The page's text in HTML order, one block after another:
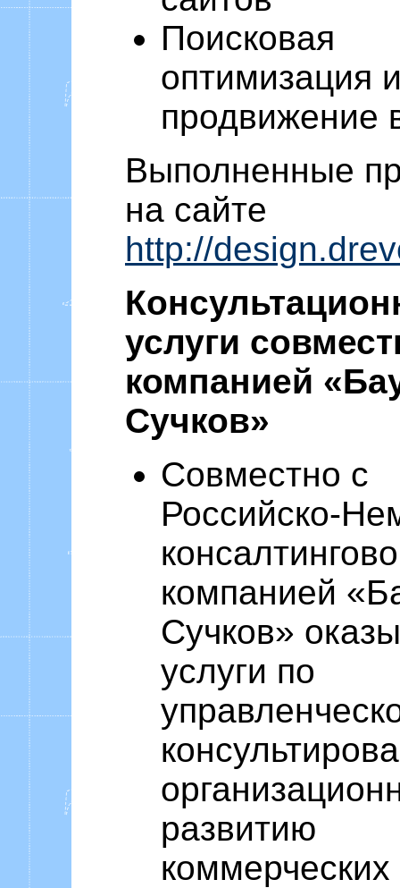
Поисковая
оптимизация
продвижение
Выполненные
на сайте
http://
услуги
компанией
Сучков»
Совместно с
Российско-
компанией
Сучков»
услуги по
развитию
коммерческих